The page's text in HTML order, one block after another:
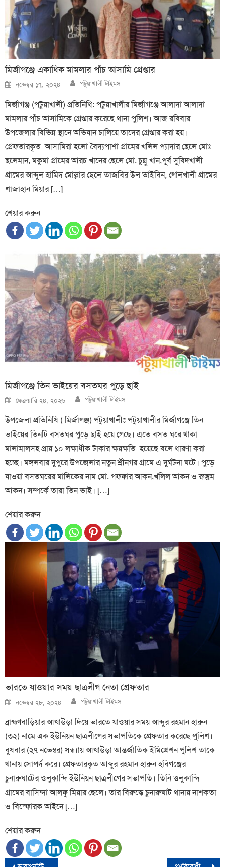
মির্জাগঞ্জে একাধিক মামলার পাঁচ আসামি গ্রেপ্তার
Posted
on
নভেম্বর ১৭, ২০২৪ Author
পটুয়াখালী টাইমস
মির্জাগঞ্জ (পটুয়াখালী) প্রতিনিধি: পটুয়াখালীর মির্জাগঞ্জে আলাদা আলাদা
মামলার পাঁচ আসামিকে গ্রেপ্তার করেছে থানা পুলিশ। আজ রবিবার
উপজেলার বিভিন্ন স্থানে অভিযান চালিয়ে তাদের গ্রেপ্তার করা হয়।
গ্রেফতারকৃত আসামিরা হলো-বৈদ্যপাশা গ্রামের খলিল প্যাদার ছেলে মোঃ
ছলেমান, মকুমা গ্রামের আরচ খানের ছেলে মো. চুন্নু খান,পূর্ব সুবিদখালী
গ্রামের আব্দুল হামিদ মোল্লার ছেলে তাজবির উল তাইবিন, গোলখালী গ্রামের
শাজাহান মিয়ার […]
শেয়ার করুন
মির্জাগঞ্জে তিন ভাইয়ের বসতঘর পুড়ে ছাই
Posted
on
ফেব্রুয়ারি ২৪, ২০২৬ Author
পটুয়াখালী টাইমস
উপজেলা প্রতিনিধি ( মির্জাগঞ্জ) পটুয়াখালীঃ পটুয়াখালীর মির্জাগঞ্জে তিন
ভাইয়ের তিনটি বসতঘর পুড়ে ছাই হয়ে গেছে। এতে বসত ঘরে থাকা
মালামালসহ প্রায় ১০ লক্ষাধীক টাকার ক্ষয়ক্ষতি হয়েছে বলে ধারণা করা
হচ্ছে। মঙ্গলবার দুপুরে উপজেলার নতুন শ্রীনগর গ্রামে এ দুর্ঘটনা ঘটে। পুড়ে
যাওয়া বসতঘরের মালিকের নাম মো. গফফার আকন,খলিল আকন ও রুস্তুম
আকন। সম্পর্কে তারা তিন ভাই। […]
শেয়ার করুন
ভারতে যাওয়ার সময় ছাত্রলীগ নেতা গ্রেফতার
Posted
on
নভেম্বর ২৮, ২০২৪ Author
পটুয়াখালী টাইমস
ব্রাহ্মণবাড়িয়ার আখাউড়া দিয়ে ভারতে যাওয়ার সময় আব্দুর রহমান হারুন
(৩২) নামে এক ইউনিয়ন ছাত্রলীগের সভাপতিকে গ্রেফতার করেছে পুলিশ।
বুধবার (২৭ নভেম্বর) সন্ধ্যায় আখাউড়া আন্তর্জাতিক ইমিগ্রেশন পুলিশ তাকে
থানায় সোপর্দ করে। গ্রেফতারকৃত আব্দুর রহমান হারুন হবিগঞ্জের
চুনারুঘাটের ওলুকান্দি ইউনিয়ন ছাত্রলীগের সভাপতি। তিনি ওলুকান্দি
গ্রামের বাসিন্দা আলফু মিয়ার ছেলে। তার বিরুদ্ধে চুনারুঘাট থানায় নাশকতা
ও বিস্ফোরক আইনে […]
শেয়ার করুন